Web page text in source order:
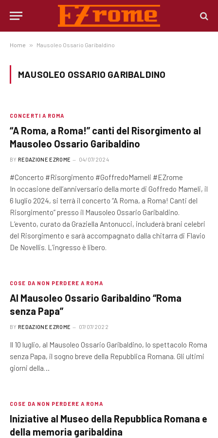
Home » Mausoleo Ossario Garibaldino
MAUSOLEO OSSARIO GARIBALDINO
CONCERTI A ROMA
“A Roma, a Roma!” canti del Risorgimento al
Mausoleo Ossario Garibaldino
BY REDAZIONE EZROME 04/07/2024
#Concerto #Risorgimento #GoffredoMameli #EZrome
In occasione dell’anniversario della morte di Goffredo Mameli, il
6 luglio 2024, si terrà il concerto “A Roma, a Roma! Canti del
Risorgimento” presso il Mausoleo Ossario Garibaldino.
L’evento, curato da Graziella Antonucci, includerà brani celebri
del Risorgimento e sarà accompagnato dalla chitarra di Flavio
De Novellis. L’ingresso è libero.
COSE DA NON PERDERE A ROMA
Al Mausoleo Ossario Garibaldino “Roma
senza Papa”
BY REDAZIONE EZROME 07/07/2022
Il 10 luglio, al Mausoleo Ossario Garibaldino, lo spettacolo Roma
senza Papa, il sogno breve della Repubblica Romana. Gli ultimi
giorni della…
COSE DA NON PERDERE A ROMA
Iniziative al Museo della Repubblica Romana e
della memoria garibaldina